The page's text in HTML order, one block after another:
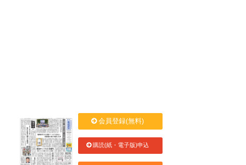
会員登録(無料)
購読(紙・電子版)申込